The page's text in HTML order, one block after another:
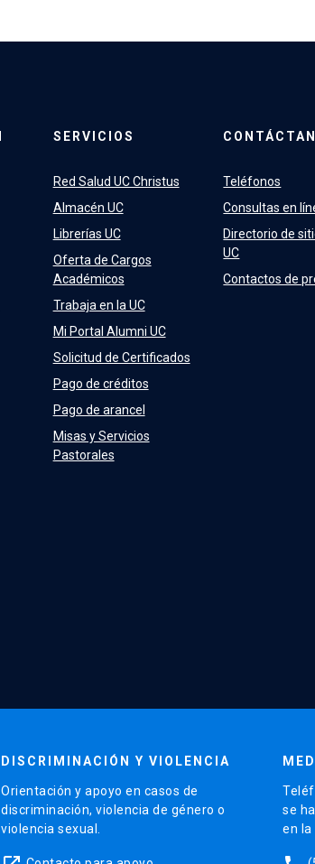
SERVICIOS
Red Salud UC Christus
Almacén UC
Librerías UC
Oferta de Cargos
Académicos
Trabaja en la UC
Mi Portal Alumni UC
Solicitud de Certificados
Pago de créditos
Pago de arancel
Misas y Servicios
Pastorales
Teléfonos
Consultas en
Directorio de
UC
Contactos de
DISCRIMINACIÓN Y VIOLENCIA
Orientación y apoyo en casos de
discriminación, violencia de género o
violencia sexual.
se
en la